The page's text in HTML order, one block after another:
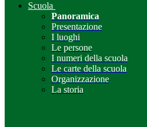
Scuola
Panoramica
Presentazione
I luoghi
Le persone
I numeri della scuola
Le carte della scuola
Organizzazione
La storia